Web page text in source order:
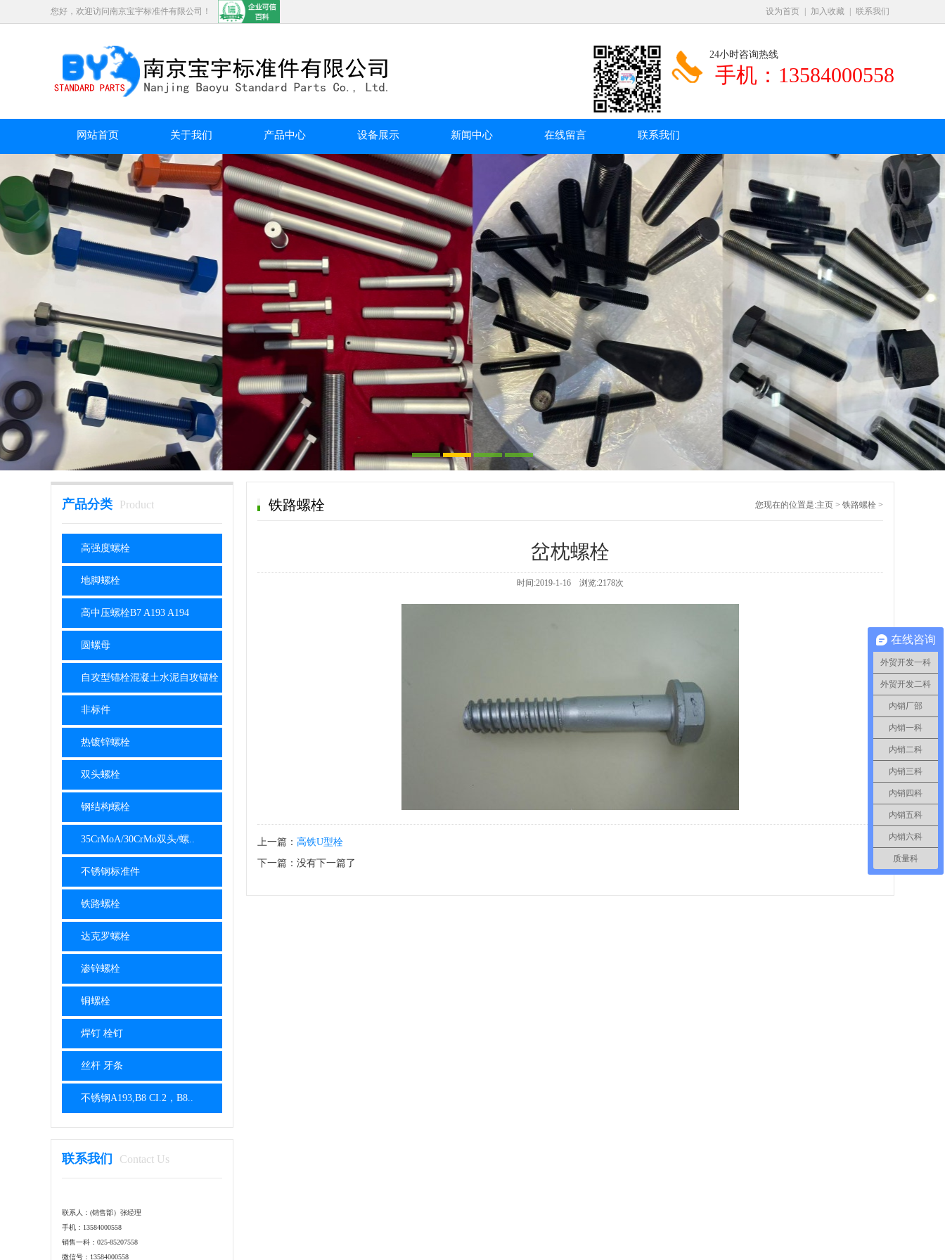
您好，欢迎访问南京宝宇标准件有限公司！ 设为首页 加入收藏 联系我们
24小时咨询热线
手机： 13584000558
网站首页 关于我们 产品中心 设备展示 新闻中心 在线留言 联系我们
产品分类 Product
高强度螺栓
地脚螺栓
高中压螺栓B7 A193 A194
圆螺母
自攻型锚栓混凝土水泥自攻锚栓
非标件
热镀锌螺栓
双头螺栓
钢结构螺栓
35CrMoA/30CrMo双头/螺..
不锈钢标准件
铁路螺栓
达克罗螺栓
渗锌螺栓
铜螺栓
焊钉 栓钉
丝杆 牙条
不锈钢A193,B8 CI.2，B8..
联系我们 Contact Us
联系人：(销售部）张经理
手机：13584000558
销售一科：025-85207558
微信号：13584000558
铁路螺栓 您现在的位置是:主页 > 铁路螺栓 >
岔枕螺栓
时间:2019-1-16 浏览:2178次
上一篇： 高铁U型栓
下一篇：没有下一篇了
在线咨询
外贸开发一科
外贸开发二科
内销厂部
内销一科
内销二科
内销三科
内销四科
内销五科
内销六科
质量科